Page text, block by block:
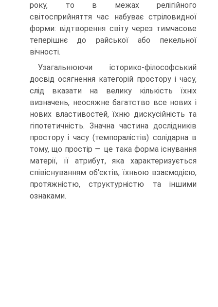
року, то в межах релігійного
світосприйняття час набуває стріловидної
форми: відтворення світу через тимчасове
теперішнє до райської або пекельної
вічності.
Узагальнюючи історико-філософський
досвід осягнення категорій простору і часу,
слід вказати на велику кількість їхніх
визначень, неосяжне багатство все нових і
нових властивостей, їхню дискусійність та
гіпотетичність. Значна частина дослідників
простору і часу (темпоралістів) солідарна в
тому, що простір — це така форма існування
матерії, її атрибут, яка характеризується
співіснуванням об'єктів, їхньою взаємодією,
протяжністю, структурністю та іншими
ознаками.